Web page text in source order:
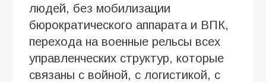
людей, без мобилизации
бюрократического аппарата и ВПК,
перехода на военные рельсы всех
управленческих структур, которые
связаны с войной, с логистикой, с